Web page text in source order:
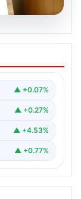
ve
amacıyla
▲ +0.07%
▲ +0.27%
▲ +4.53%
▲ +0.77%